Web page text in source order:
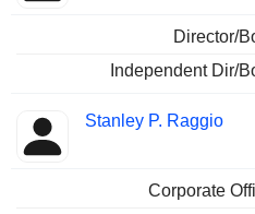
Director/
Independent Dir/
Stanley P. Raggio
Corporate